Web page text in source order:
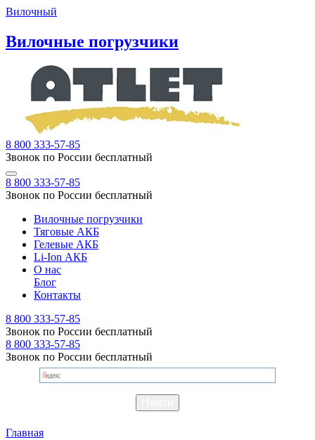
Вилочный
Вилочные погрузчики
8 800 333-57-85
Звонок по России бесплатный
8 800 333-57-85
Звонок по России бесплатный
Вилочные погрузчики
Тяговые АКБ
Гелевые АКБ
Li-Ion АКБ
О нас
Блог
Контакты
8 800 333-57-85
Звонок по России бесплатный
8 800 333-57-85
Звонок по России бесплатный
Главная